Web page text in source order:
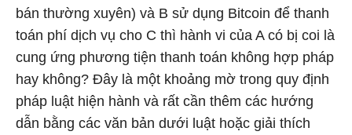
bán thường xuyên) và B sử dụng Bitcoin để thanh
toán phí dịch vụ cho C thì hành vi của A có bị coi là
cung ứng phương tiện thanh toán không hợp pháp
hay không? Đây là một khoảng mờ trong quy định
pháp luật hiện hành và rất cần thêm các hướng
dẫn bằng các văn bản dưới luật hoặc giải thích